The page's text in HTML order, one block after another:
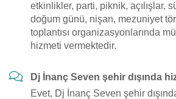
etkinlikler, parti, piknik, açılışlar,
doğum günü, nişan, mezuniyet
toplantısı organizasyonlarında
hizmeti vermektedir.
Dj İnanç Seven şehir dışında
Evet, Dj İnanç Seven şehir